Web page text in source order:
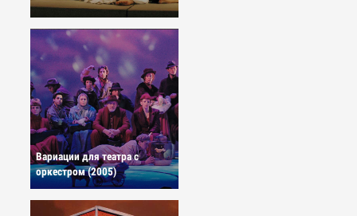
Вариации для театра с
оркестром (2005)